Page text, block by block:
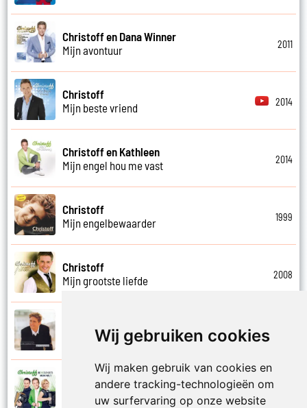
Wij gebruiken cookies
Wij maken gebruik van cookies en
andere tracking-technologieën om
uw surfervaring op onze website
Christoff en Dana Winner
Mijn avontuur
2011
Christoff
Mijn beste vriend
2014
Christoff en Kathleen
Mijn engel hou me vast
2014
Christoff
Mijn engelbewaarder
1999
Christoff
Mijn grootste liefde
2008
Mijn lot uit de loterij
Christoff en The Sunsets
Mijn nummer een